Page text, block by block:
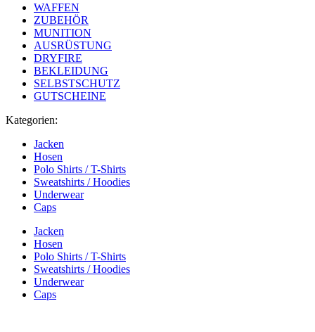
WAFFEN
ZUBEHÖR
MUNITION
AUSRÜSTUNG
DRYFIRE
BEKLEIDUNG
SELBSTSCHUTZ
GUTSCHEINE
Kategorien:
Jacken
Hosen
Polo Shirts / T-Shirts
Sweatshirts / Hoodies
Underwear
Caps
Jacken
Hosen
Polo Shirts / T-Shirts
Sweatshirts / Hoodies
Underwear
Caps